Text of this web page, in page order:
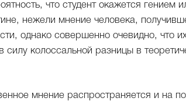
что студент окажется гением
нежели мнение человека,
однако совершенно очевидно, что
колоссальной разницы в
мнение распространяется и на